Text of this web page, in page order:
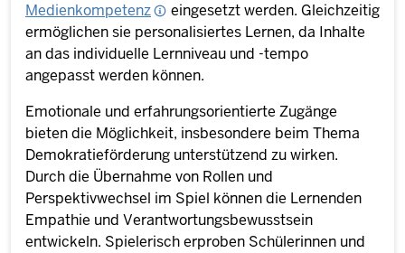
Medienkompetenz
eingesetzt werden. Gleichzeitig
ermöglichen sie personalisiertes Lernen, da Inhalte
an das individuelle Lernniveau und -tempo
angepasst werden können.
Emotionale und erfahrungsorientierte Zugänge
bieten die Möglichkeit, insbesondere beim Thema
Demokratieförderung unterstützend zu wirken.
Durch die Übernahme von Rollen und
Perspektivwechsel im Spiel können die Lernenden
Empathie und Verantwortungsbewusstsein
entwickeln. Spielerisch erproben Schülerinnen und